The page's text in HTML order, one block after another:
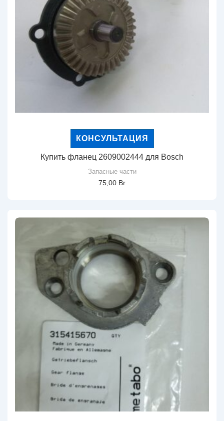
КОНСУЛЬТАЦИЯ
Купить фланец 2609002444 для Bosch
Запасные части
75,00 Br